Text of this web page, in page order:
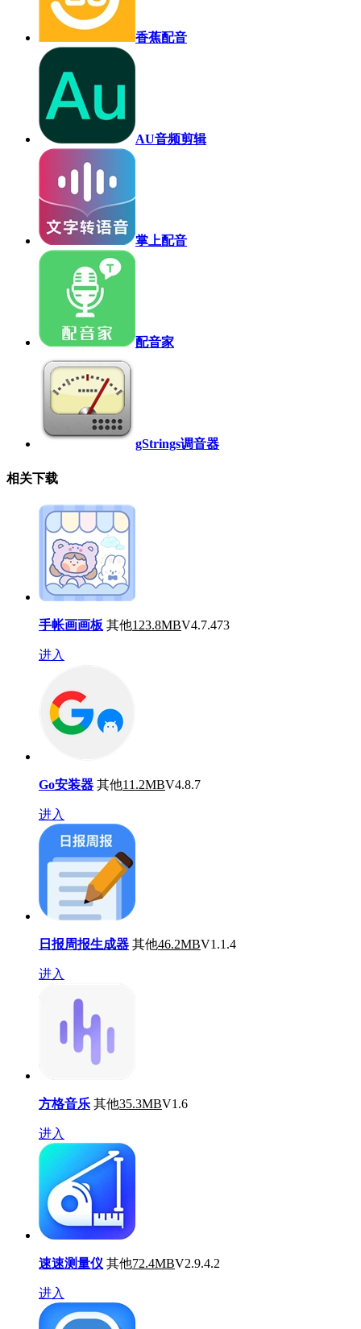
香蕉配音
AU音频剪辑
掌上配音
配音家
gStrings调音器
相关下载
手帐画画板 其他123.8MBV4.7.473
进入
Go安装器 其他11.2MBV4.8.7
进入
日报周报生成器 其他46.2MBV1.1.4
进入
方格音乐 其他35.3MBV1.6
进入
速速测量仪 其他72.4MBV2.9.4.2
进入